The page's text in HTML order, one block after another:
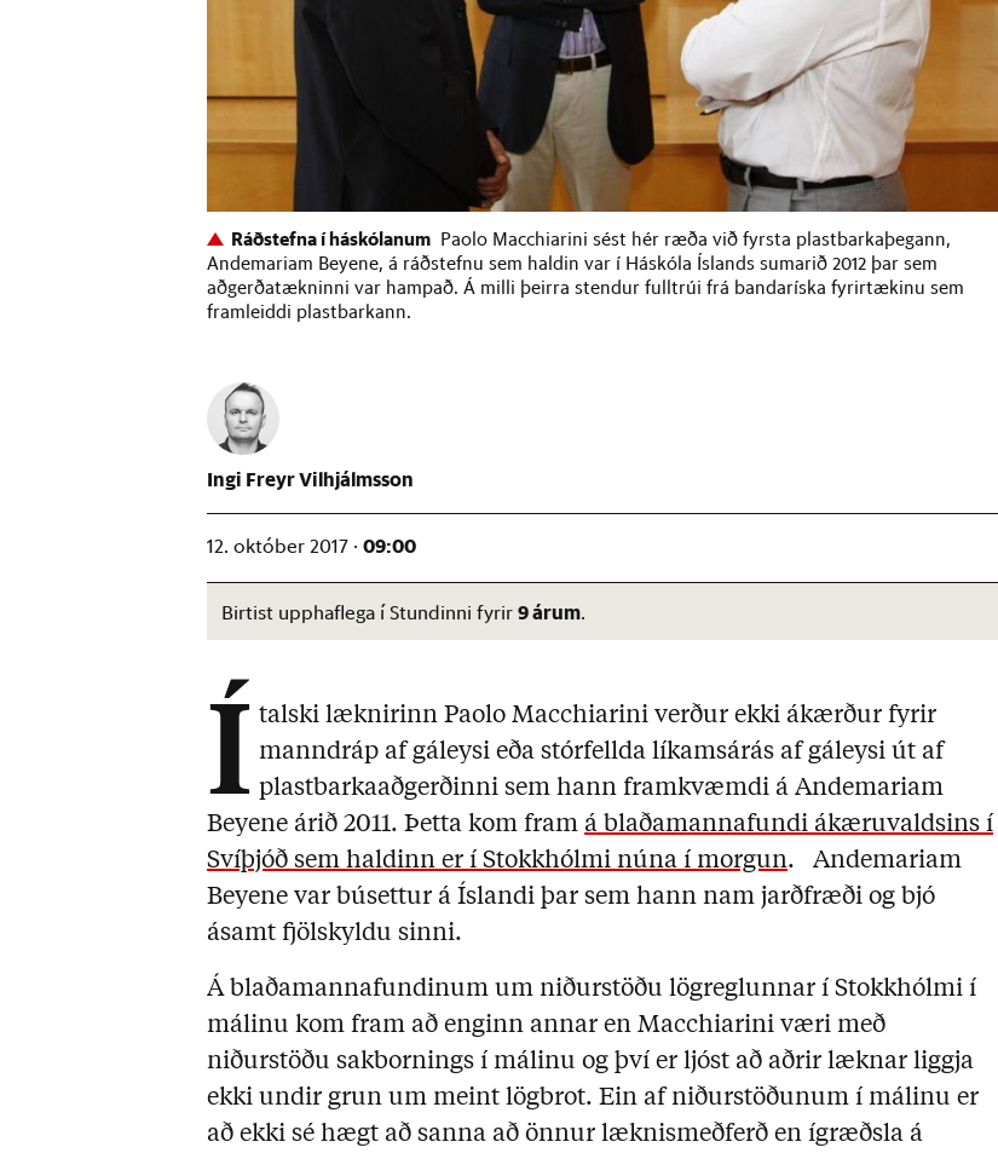
Ráðstefna í háskólanum Paolo Macchiarini sést hér ræða við fyrsta plastbarkaþegann,
Andemariam Beyene, á ráðstefnu sem haldin var í Háskóla Íslands sumarið 2012 þar sem
aðgerðatækninni var hampað. Á milli þeirra stendur fulltrúi frá bandaríska fyrirtækinu sem
framleiddi plastbarkann.
Ingi Freyr Vilhjálmsson
12. október 2017 ·09:00
Birtist upphaflega í Stundinni fyrir9 árum.
Í talski læknirinn Paolo Macchiarini verður ekki ákærður fyrir
manndráp af gáleysi eða stórfellda líkamsárás af gáleysi út af
plastbarkaaðgerðinni sem hann framkvæmdi á Andemariam
Beyene árið 2011. Þetta kom fram á blaðamannafundi ákæruvaldsins í
Svíþjóð sem haldinn er í Stokkhólmi núna í morgun. Andemariam
Beyene var búsettur á Íslandi þar sem hann nam jarðfræði og bjó
ásamt fjölskyldu sinni.
Á blaðamannafundinum um niðurstöðu lögreglunnar í Stokkhólmi í
málinu kom fram að enginn annar en Macchiarini væri með
niðurstöðu sakbornings í málinu og því er ljóst að aðrir læknar liggja
ekki undir grun um meint lögbrot. Ein af niðurstöðunum í málinu er
að ekki sé hægt að sanna að önnur læknismeðferð en ígræðsla á